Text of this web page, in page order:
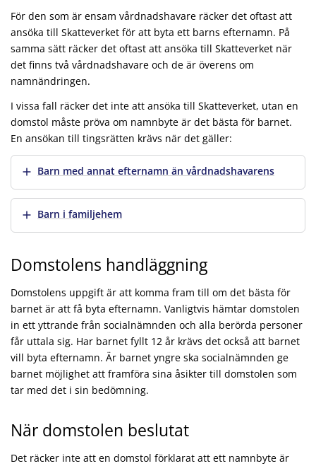
För den som är ensam vårdnadshavare räcker det oftast att
ansöka till Skatteverket för att byta ett barns efternamn. På
samma sätt räcker det oftast att ansöka till Skatteverket när
det finns två vårdnadshavare och de är överens om
namnändringen.
I vissa fall räcker det inte att ansöka till Skatteverket, utan en
domstol måste pröva om namnbyte är det bästa för barnet.
En ansökan till tingsrätten krävs när det gäller:
Visa merBarn med annat efternamn än vårdnadshavarens
Visa merBarn i familjehem
Domstolens handläggning
Domstolens uppgift är att komma fram till om det bästa för
barnet är att få byta efternamn. Vanligtvis hämtar domstolen
in ett yttrande från socialnämnden och alla berörda personer
får uttala sig. Har barnet fyllt 12 år krävs det också att barnet
vill byta efternamn. Är barnet yngre ska socialnämnden ge
barnet möjlighet att framföra sina åsikter till domstolen som
tar med det i sin bedömning.
När domstolen beslutat
Det räcker inte att en domstol förklarat att ett namnbyte är